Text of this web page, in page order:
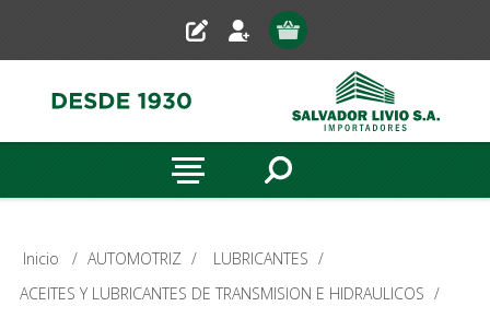
Inicio / AUTOMOTRIZ / LUBRICANTES /
ACEITES Y LUBRICANTES DE TRANSMISION E HIDRAULICOS /